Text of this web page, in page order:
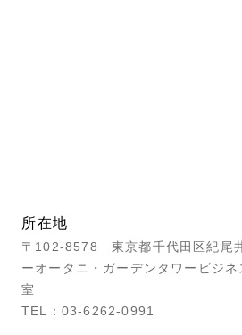
所在地
〒102-8578 東京都千代田区紀尾
ーオータニ・ガーデンタワービジ
室
TEL：03-6262-0991